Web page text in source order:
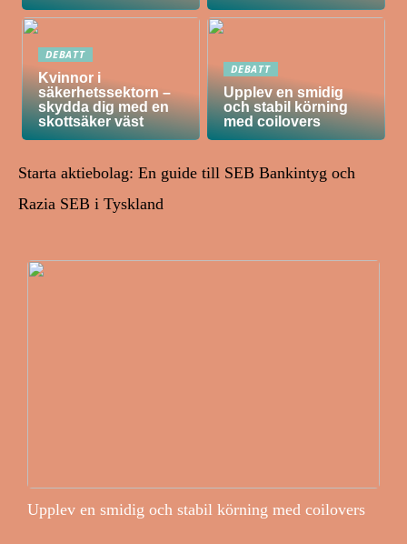
DEBATT
Kvinnor i
säkerhetssektorn –
skydda dig med en
skottsäker väst
DEBATT
Upplev en smidig
och stabil körning
med coilovers
Starta aktiebolag: En guide till SEB Bankintyg och
Razia SEB i Tyskland
Upplev en smidig och stabil körning med coilovers